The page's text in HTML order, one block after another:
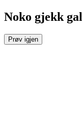
Noko gjekk
Prøv igjen